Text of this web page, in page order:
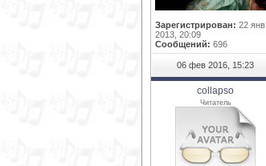
Зарегистрирован: 22 янв
2013, 20:09
Сообщений: 696
06 фев 2016, 15:23
collapso
Читатель